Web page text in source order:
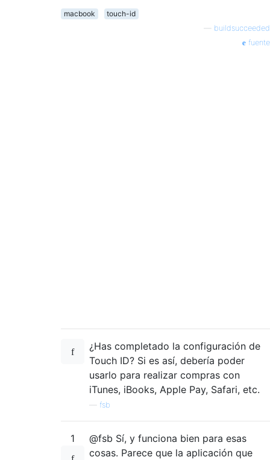
macbook
touch-id
buildsucceeded
fuente
¿Has completado la configuración de
Touch ID? Si es así, debería poder
usarlo para realizar compras con
iTunes, iBooks, Apple Pay, Safari, etc.
fsb
1
@fsb Sí, y funciona bien para esas
cosas. Parece que la aplicación que